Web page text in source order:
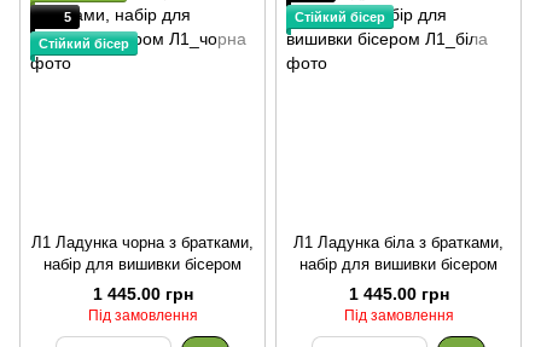
5
Стійкий бісер
Л1 Ладунка чорна з братками,
набір для вишивки бісером
1 445.00 грн
Під замовлення
Стійкий бісер
Л1 Ладунка біла з братками,
набір для вишивки бісером
1 445.00 грн
Під замовлення